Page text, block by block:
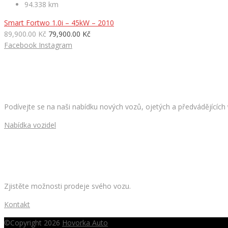
94.338 km
Smart Fortwo 1.0i – 45kW – 2010
89,900.00 Kč 79,900.00 Kč
Facebook Instagram
Podívejte se na naši nabídku nových vozů, ojetých a předvádějících
Nabídka vozidel
Zjistěte možnosti prodeje svého vozu.
Kontakt
©Copyright 2026 Hovorka Auto